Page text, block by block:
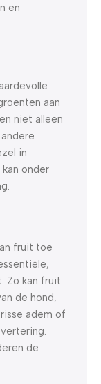
en
aan
niet alleen
in
onder
fruit toe
Zo kan fruit
de hond,
adem of
de